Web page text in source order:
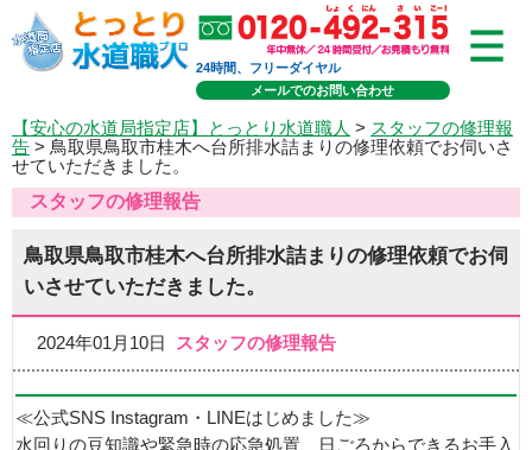
24時間、フリーダイヤル
メールでのお問い合わせ
【安心の水道局指定店】とっとり水道職人 > スタッフの修理報
告 > 鳥取県鳥取市桂木へ台所排水詰まりの修理依頼でお伺いさ
せていただきました。
スタッフの修理報告
鳥取県鳥取市桂木へ台所排水詰まりの修理依頼でお伺
いさせていただきました。
2024年01月10日 スタッフの修理報告
≪公式SNS Instagram・LINEはじめました≫
水回りの豆知識や緊急時の応急処置、日ごろからできるお手入